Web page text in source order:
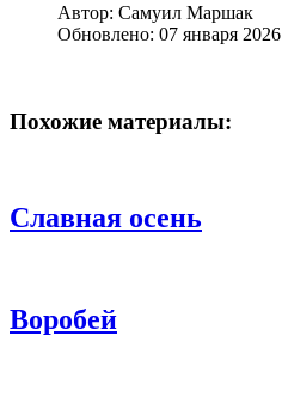
Автор: Самуил Маршак
Обновлено: 07 января 2026
Похожие материалы:
Славная осень
Воробей